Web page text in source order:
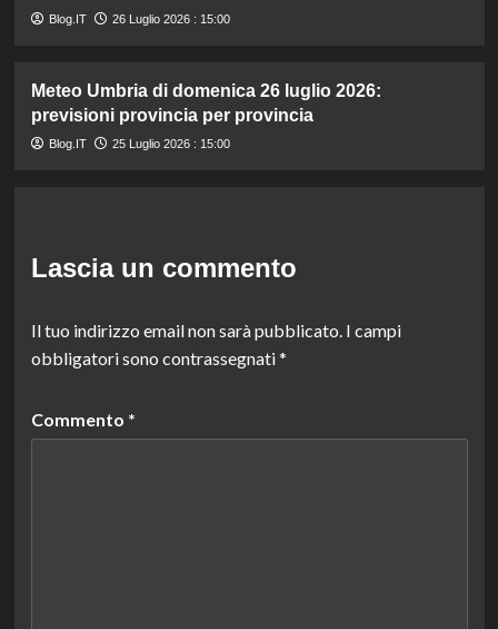
Blog.IT 26 Luglio 2026 : 15:00
Meteo Umbria di domenica 26 luglio 2026:
previsioni provincia per provincia
Blog.IT 25 Luglio 2026 : 15:00
Lascia un commento
Il tuo indirizzo email non sarà pubblicato. I campi
obbligatori sono contrassegnati*
Commento *